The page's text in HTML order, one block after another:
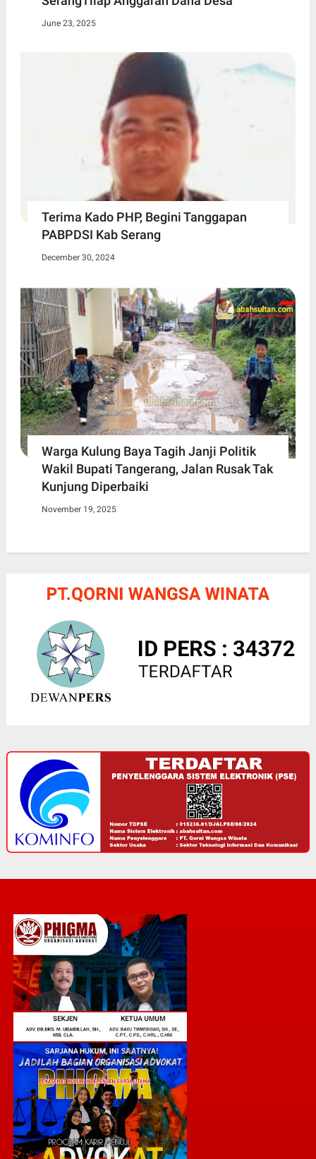
June 23, 2025
Terima Kado PHP, Begini Tanggapan
PABPDSI Kab Serang
December 30, 2024
Warga Kulung Baya Tagih Janji Politik
Wakil Bupati Tangerang, Jalan Rusak Tak
Kunjung Diperbaiki
November 19, 2025